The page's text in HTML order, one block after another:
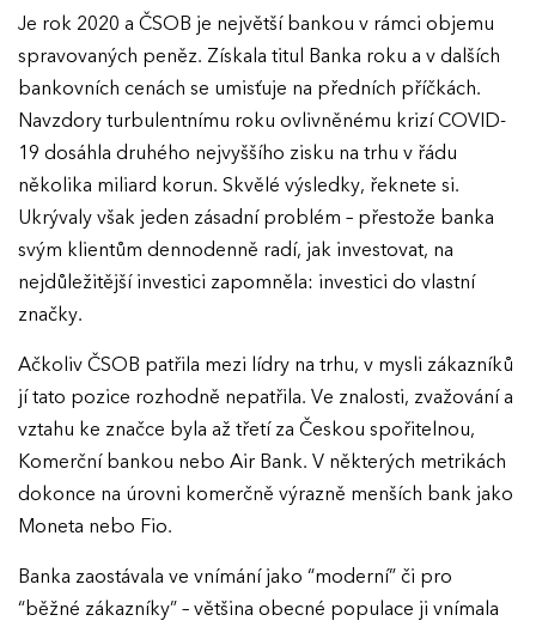
Je rok 2020 a ČSOB je největší bankou v rámci objemu
spravovaných peněz. Získala titul Banka roku a v dalších
bankovních cenách se umisťuje na předních příčkách.
Navzdory turbulentnímu roku ovlivněnému krizí COVID-
19 dosáhla druhého nejvyššího zisku na trhu v řádu
několika miliard korun. Skvělé výsledky, řeknete si.
Ukrývaly však jeden zásadní problém – přestože banka
svým klientům dennodenně radí, jak investovat, na
nejdůležitější investici zapomněla: investici do vlastní
značky.
Ačkoliv ČSOB patřila mezi lídry na trhu, v mysli zákazníků
jí tato pozice rozhodně nepatřila. Ve znalosti, zvažování a
vztahu ke značce byla až třetí za Českou spořitelnou,
Komerční bankou nebo Air Bank. V některých metrikách
dokonce na úrovni komerčně výrazně menších bank jako
Moneta nebo Fio.
Banka zaostávala ve vnímání jako “moderní” či pro
“běžné zákazníky” – většina obecné populace ji vnímala